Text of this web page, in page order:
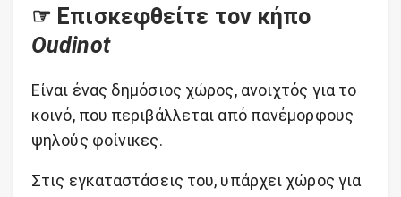
☞ Επισκεφθείτε τον κήπο
Oudinot
Είναι ένας δημόσιος χώρος, ανοιχτός για το
κοινό, που περιβάλλεται από πανέμορφους
ψηλούς φοίνικες.
Στις εγκαταστάσεις του, υπάρχει χώρος για